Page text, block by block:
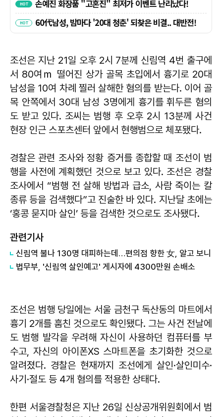
조선은 지난 21일 오후 2시 7분께 신림역 4번 출구에
서 80여ｍ 떨어진 상가 골목 초입에서 흉기로 20대
남성을 10여 차례 찔러 살해한 혐의를 받는다. 이어 골
목 안쪽에서 30대 남성 3명에게 흉기를 휘두른 혐의
도 받고 있다. 조씨는 범행 후 오후 2시 13분께 사건
현장 인근 스포츠센터 앞에서 현행범으로 체포됐다.
경찰은 관련 조사와 정황 증거를 종합할 때 조선이 범
행을 사전에 계획했던 것으로 보고 있다. 조선은 경찰
조사에서 “범행 전 살해 방법과 급소, 사람 죽이는 칼
종류 등을 검색했다”고 진술한 바 있다. 지난달 초에는
‘홍콩 묻지마 살인’ 등을 검색한 것으로도 조사됐다.
관련기사
신림역 불나 130명 대피하는데…편의점 향한 女, 알고 보니
법무부, '신림역 살인예고' 게시자에 4300만원 손배소
조선은 범행 당일에는 서울 금천구 독산동의 마트에서
흉기 2개를 훔친 것으로도 확인됐다. 그는 사건 전날에
도 범행 발각을 우려해 자신이 사용하던 컴퓨터를 부
수고, 자신의 아이폰XS 스마트폰을 초기화한 것으로
알려졌다. 경찰은 현재까지 조선에게 살인·살인미수·
사기·절도 등 4개 혐의를 적용한 상태다.
한편 서울경찰청은 지난 26일 신상공개위원회에서 범